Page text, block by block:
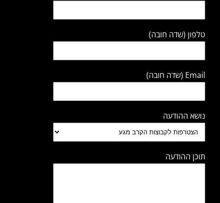
טלפון (שדה חובה)
Email (שדה חובה)
נושא ההודעה
תוכן ההודעה